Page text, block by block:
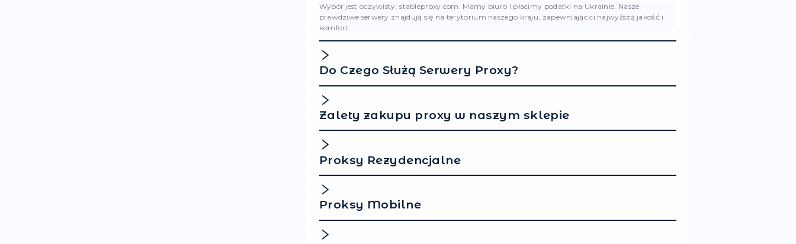
Kupującym lub jej niezgodności z prawdą.
8. Inne warunki
8.1. Niniejsza umowa jest zawierana na terytorium Ukrainy i obowiązuje zgodnie
obowiązującym prawem Ukrainy.
8.2. Wszelkie spory wynikające pomiędzy Kupującym a Sprzedawcą
poprzez negocjacje. W przypadku braku możliwości rozwiązania spornego
8.3. Sprzedawca ma prawo wprowadzać zmiany do niniejszej Umowy w sposób
wprowadzane za wzajemną zgodą Stron, zgodnie z obowiązującym prawem